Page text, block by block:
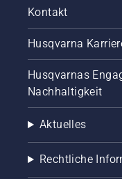
und
Anregungen
und
Ideen bei
der
unserer
Zudem
bringen
Kontakt
Husqvarna
Husqvarnas
Nachhaltigkeit
Aktuelles
Rechtliche